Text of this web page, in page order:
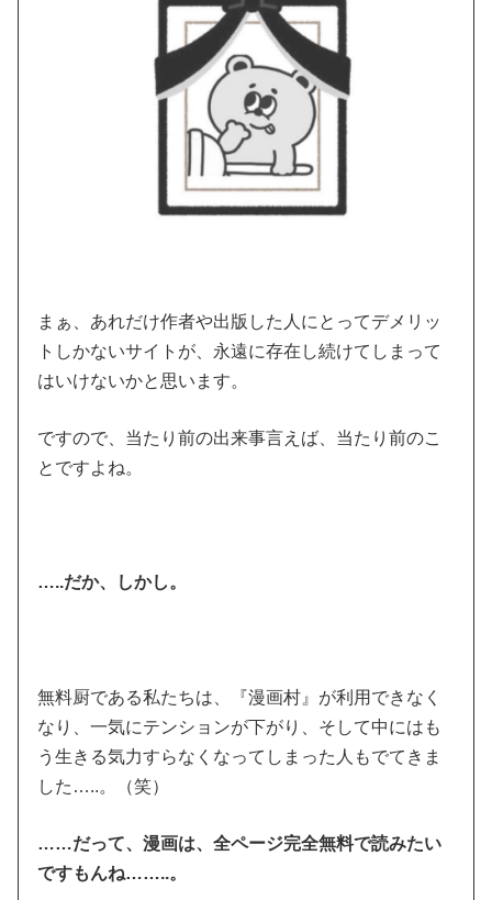
まぁ、あれだけ作者や出版した人にとってデメリッ
トしかないサイトが、永遠に存在し続けてしまって
はいけないかと思います。
ですので、当たり前の出来事言えば、当たり前のこ
とですよね。
…..だか、しかし。
無料厨である私たちは、『漫画村』が利用できなく
なり、一気にテンションが下がり、そして中にはも
う生きる気力すらなくなってしまった人もでてきま
した…..。（笑）
……だって、漫画は、全ページ完全無料で読みたい
ですもんね……..。